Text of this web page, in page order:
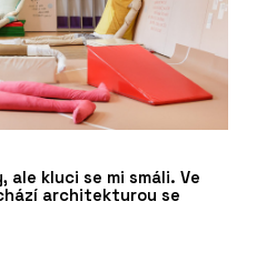
ale kluci se mi smáli. Ve
architekturou se